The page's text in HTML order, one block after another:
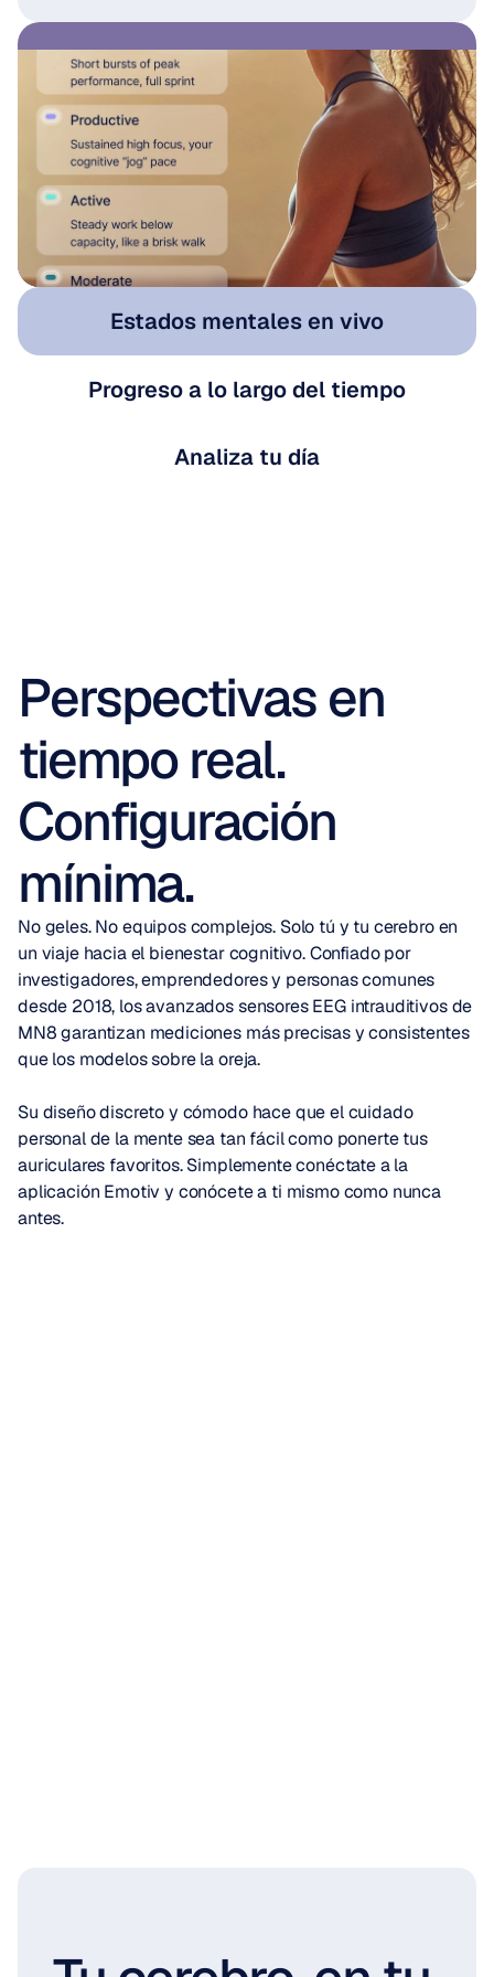
Estados mentales en vivo
Progreso a lo largo del tiempo
Analiza tu día
Perspectivas en
tiempo real.
Configuración
mínima.
No geles. No equipos complejos. Solo tú y tu cerebro en
un viaje hacia el bienestar cognitivo. Confiado por
investigadores, emprendedores y personas comunes
desde 2018, los avanzados sensores EEG intrauditivos de
MN8 garantizan mediciones más precisas y consistentes
que los modelos sobre la oreja.
Su diseño discreto y cómodo hace que el cuidado
personal de la mente sea tan fácil como ponerte tus
auriculares favoritos. Simplemente conéctate a la
aplicación Emotiv y conócete a ti mismo como nunca
antes.